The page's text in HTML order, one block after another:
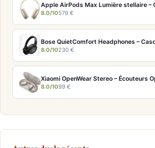
8.0/10579 €
Bose QuietComfort Headphones –
8.0/10230 €
8.0/1099 €